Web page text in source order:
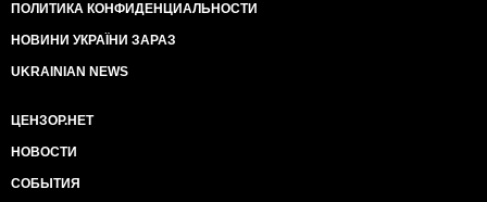
ПОЛИТИКА КОНФИДЕНЦИАЛЬНОСТИ
НОВИНИ УКРАЇНИ ЗАРАЗ
UKRAINIAN NEWS
ЦЕНЗОР.НЕТ
НОВОСТИ
СОБЫТИЯ